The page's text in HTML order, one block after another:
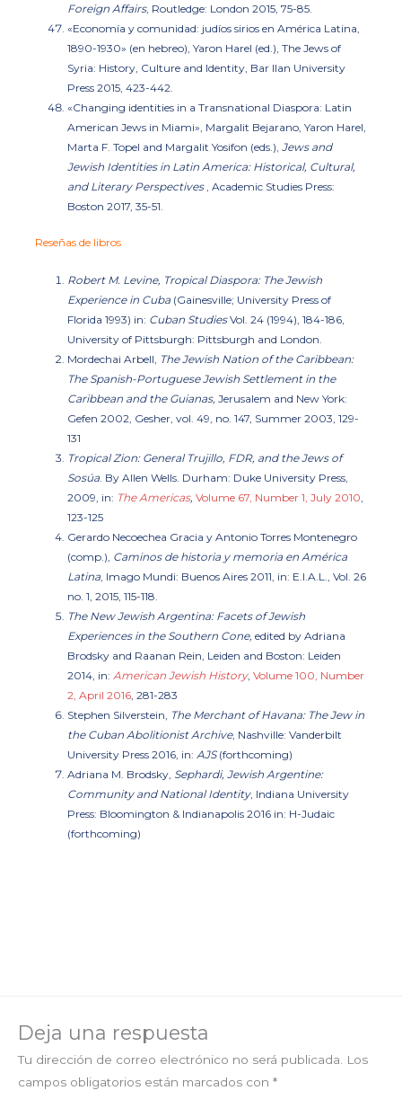
Foreign Affairs, Routledge: London 2015, 75-85.
«Economía y comunidad: judíos sirios en América Latina,
1890-1930» (en hebreo), Yaron Harel (ed.), The Jews of
Syria: History, Culture and Identity, Bar Ilan University
Press 2015, 423-442.
«Changing identities in a Transnational Diaspora: Latin
American Jews in Miami», Margalit Bejarano, Yaron Harel,
Marta F. Topel and Margalit Yosifon (eds.), Jews and
Jewish Identities in Latin America: Historical, Cultural,
and Literary Perspectives, Academic Studies Press:
Boston 2017, 35-51.
Reseñas de libros
Robert M. Levine, Tropical Diaspora: The Jewish
Experience in Cuba (Gainesville; University Press of
Florida 1993) in: Cuban StudiesVol. 24 (1994), 184-186,
University of Pittsburgh: Pittsburgh and London.
Mordechai Arbell, The Jewish Nation of the Caribbean:
The Spanish-Portuguese Jewish Settlement in the
Caribbean and the Guianas, Jerusalem and New York:
Gefen 2002, Gesher, vol. 49, no. 147, Summer 2003, 129-
131
Tropical Zion: General Trujillo, FDR, and the Jews of
Sosúa . By Allen Wells. Durham: Duke University Press,
2009, in: The Americas, Volume 67, Number 1, July 2010
123-125
Gerardo Necoechea Gracia y Antonio Torres Montenegro
(comp.), Caminos de historia y memoria en América
Latina , Imago Mundi: Buenos Aires 2011, in: E.I.A.L., Vol. 26
no. 1, 2015, 115-118.
The New Jewish Argentina: Facets of Jewish
Experiences in the Southern Cone, edited by Adriana
Brodsky and Raanan Rein, Leiden and Boston: Leiden
2014, in: American Jewish History, Volume 100, Number
2, April 2016 , 281-283
Stephen Silverstein, The Merchant of Havana: The Jew in
the Cuban Abolitionist Archive, Nashville: Vanderbilt
University Press 2016, in: AJS(forthcoming)
Adriana M. Brodsky, Sephardi, Jewish Argentine:
Community and National Identity, Indiana University
Press: Bloomington & Indianapolis 2016 in: H-Judaic
(forthcoming)
Deja una respuesta
Tu dirección de correo electrónico no será publicada.
Los
campos obligatorios están marcados con *